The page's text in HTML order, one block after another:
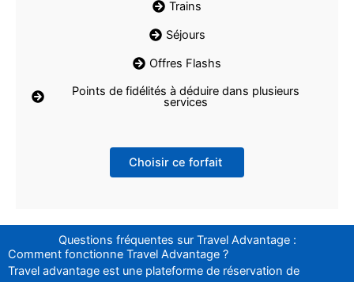
Trains
Séjours
Offres Flashs
Points de fidélités à déduire dans plusieurs
services
Choisir ce forfait
Questions fréquentes sur Travel Advantage :
Comment fonctionne Travel Advantage ?
Travel advantage est une plateforme de réservation de